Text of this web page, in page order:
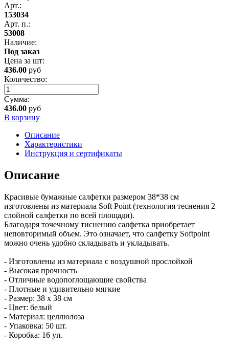
Арт.:
153034
Арт. п.:
53008
Наличие:
Под заказ
Цена за шт:
436.00 руб
Количество:
Сумма:
436.00 руб
В корзину
Описание
Характеристики
Инструкция и сертификаты
Описание
Красивые бумажные салфетки размером 38*38 см
изготовлены из материала Soft Point (технология теснения 2
слойной салфетки по всей площади).
Благодаря точечному тиснению салфетка приобретает
неповторимый объем. Это означает, что салфетку Softpoint
можно очень удобно складывать и укладывать.
- Изготовлены из материала с воздушной прослойкой
- Высокая прочность
- Отличные водопоглощающие свойства
- Плотные и удивительно мягкие
- Размер: 38 х 38 см
- Цвет: белый
- Материал: целлюлоза
- Упаковка: 50 шт.
- Коробка: 16 уп.